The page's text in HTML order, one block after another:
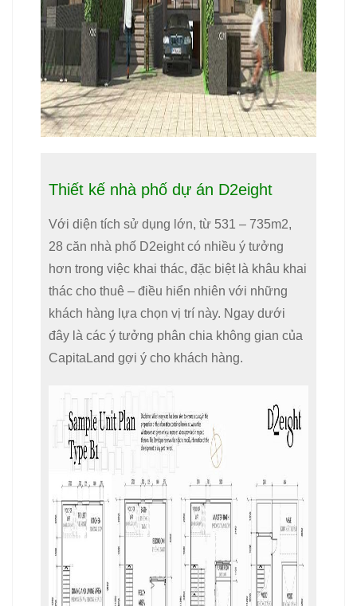
Thiết kế nhà phố dự án D2eight
Với diện tích sử dụng lớn, từ 531 – 735m2,
28 căn nhà phố D2eight có nhiều ý tưởng
hơn trong việc khai thác, đặc biệt là khâu khai
thác cho thuê – điều hiển nhiên với những
khách hàng lựa chọn vị trí này. Ngay dưới
đây là các ý tưởng phân chia không gian của
CapitaLand gợi ý cho khách hàng.